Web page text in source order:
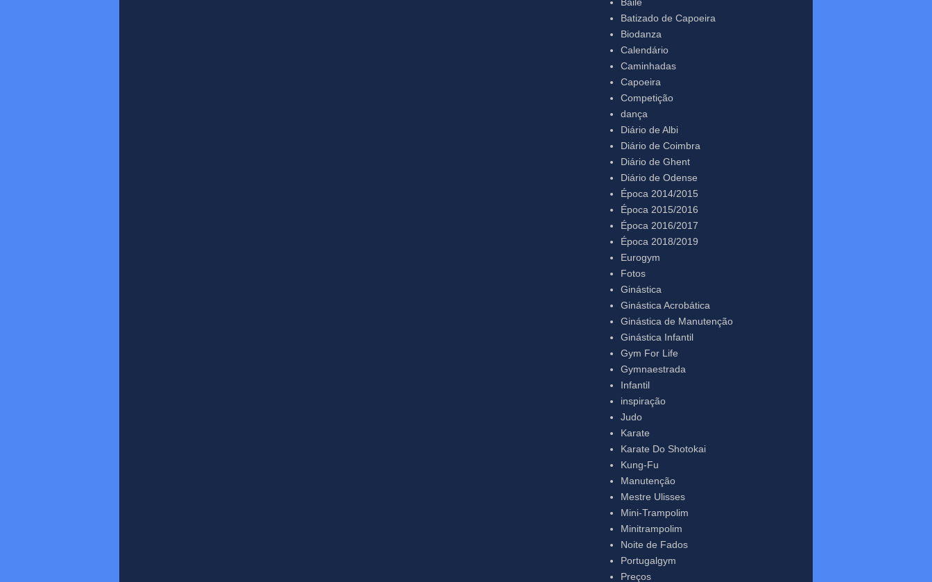
Batizado de Capoeira
Biodanza
Calendário
Caminhadas
Capoeira
Competição
dança
Diário de Albi
Diário de Coimbra
Diário de Ghent
Diário de Odense
Época 2014/2015
Época 2015/2016
Época 2016/2017
Época 2018/2019
Eurogym
Fotos
Ginástica
Ginástica Acrobática
Ginástica de Manutenção
Ginástica Infantil
Gym For Life
Gymnaestrada
Infantil
inspiração
Judo
Karate
Karate Do Shotokai
Kung-Fu
Manutenção
Mestre Ulisses
Mini-Trampolim
Minitrampolim
Noite de Fados
Portugalgym
Preços